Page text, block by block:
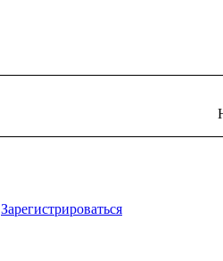
Зарегистрироваться